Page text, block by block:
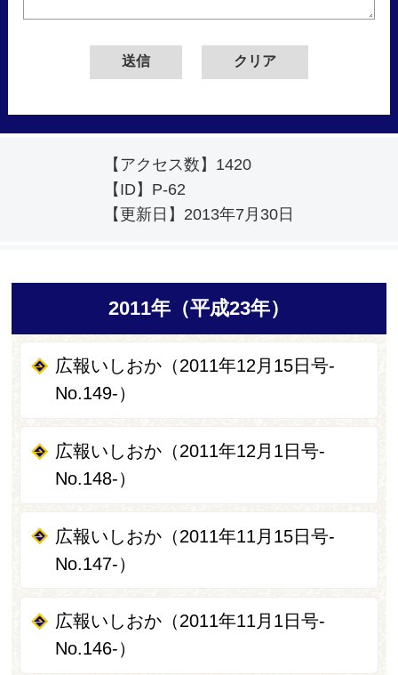
【アクセス数】 1420
【ID】 P-62
【更新日】 2013年7月30日
2011年（平成23年）
広報いしおか（2011年12月15日号-
No.149-）
広報いしおか（2011年12月1日号-
No.148-）
広報いしおか（2011年11月15日号-
No.147-）
広報いしおか（2011年11月1日号-
No.146-）